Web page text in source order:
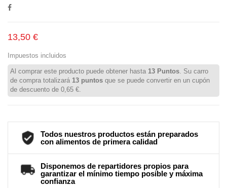
13,50 €
Impuestos incluidos
Al comprar este producto puede obtener hasta 13 Puntos. Su carro
de compra totalizará 13 puntos que se puede convertir en un cupón
de descuento de 0,65 €.
Todos nuestros productos están preparados
con alimentos de primera calidad
Disponemos de repartidores propios para
garantizar el mínimo tiempo posible y máxima
confianza